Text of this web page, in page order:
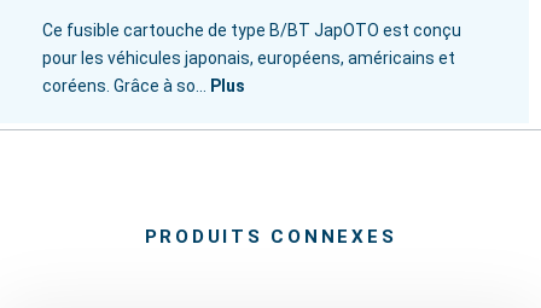
Ce fusible cartouche de type B/BT JapOTO est conçu
pour les véhicules japonais, européens, américains et
coréens. Grâce à so…
Plus
PRODUITS CONNEXES